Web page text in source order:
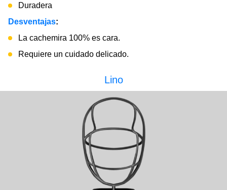
Duradera
Desventajas:
La cachemira 100% es cara.
Requiere un cuidado delicado.
Lino